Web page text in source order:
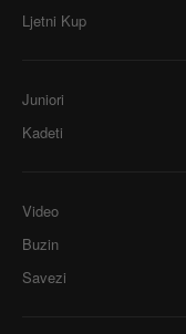
Ljetni Kup
Juniori
Kadeti
Video
Buzin
Savezi